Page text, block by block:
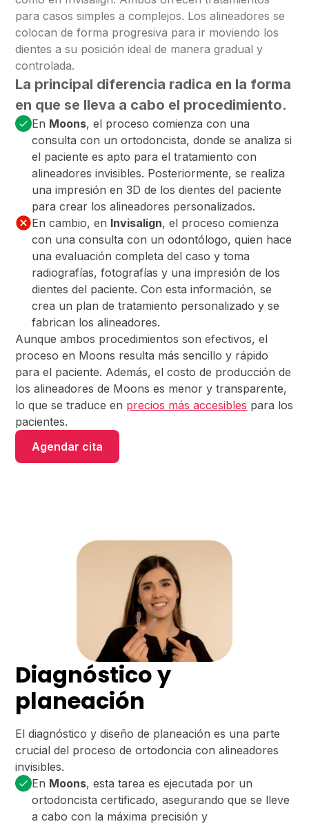
para casos simples a complejos. Los alineadores se
colocan de forma progresiva para ir moviendo los
dientes a su posición ideal de manera gradual y
controlada.
La principal diferencia radica en la forma
en que se lleva a cabo el procedimiento.
En Moons, el proceso comienza con una
consulta con un ortodoncista, donde se analiza si
el paciente es apto para el tratamiento con
alineadores invisibles. Posteriormente, se realiza
una impresión en 3D de los dientes del paciente
para crear los alineadores personalizados.
En cambio, en Invisalign, el proceso comienza
con una consulta con un odontólogo, quien hace
una evaluación completa del caso y toma
radiografías, fotografías y una impresión de los
dientes del paciente. Con esta información, se
crea un plan de tratamiento personalizado y se
fabrican los alineadores.
Aunque ambos procedimientos son efectivos, el
proceso en Moons resulta más sencillo y rápido
para el paciente. Además, el costo de producción de
los alineadores de Moons es menor y transparente,
lo que se traduce en precios más accesibles para los
pacientes.
Agendar cita
Diagnóstico y
planeación
El diagnóstico y diseño de planeación es una parte
crucial del proceso de ortodoncia con alineadores
invisibles.
En Moons, esta tarea es ejecutada por un
ortodoncista certificado, asegurando que se lleve
a cabo con la máxima precisión y